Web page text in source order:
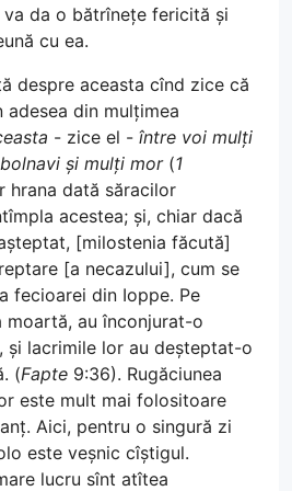
da o bătrînețe fericită și
cu ea.
despre aceasta cînd zice că
din mulțimea
- zice el - între voi mulți
și mulți mor(1
hrana dată săracilor
acestea; și, chiar dacă
[milostenia făcută]
[a necazului], cum se
fecioarei din Ioppe. Pe
moartă, au înconjurat-o
și lacrimile lor au deșteptat-o
(Fapte 9:36). Rugăciunea
este mult mai folositoare
Aici, pentru o singură zi
este veșnic cîștigul.
lucru sînt atîtea